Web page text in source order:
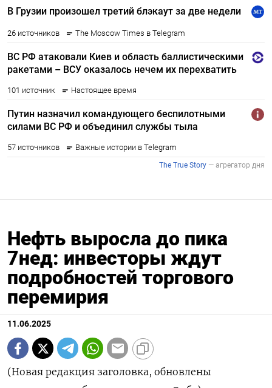
Нефть выросла до пика
7нед: инвесторы ждут
подробностей торгового
перемирия
11.06.2025
(Новая редакция заголовка, обновлены